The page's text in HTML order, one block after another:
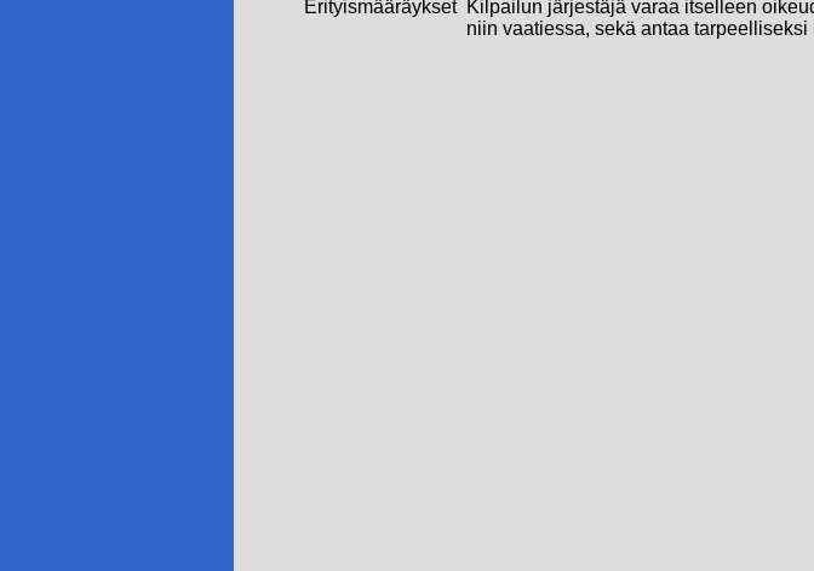
Erityismääräykset Kilpailun järjestäjä varaa itselleen
niin vaatiessa, sekä antaa